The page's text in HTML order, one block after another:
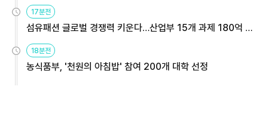
17분전
섬유패션 글로벌 경쟁력 키운다…산업부 15개 과제 180억 지
원
18분전
농식품부, '천원의 아침밥' 참여 200개 대학 선정